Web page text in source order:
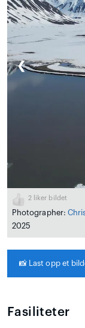
❮
2 liker bildet
Photographer:
2025
📸 Last opp et
Fasiliteter